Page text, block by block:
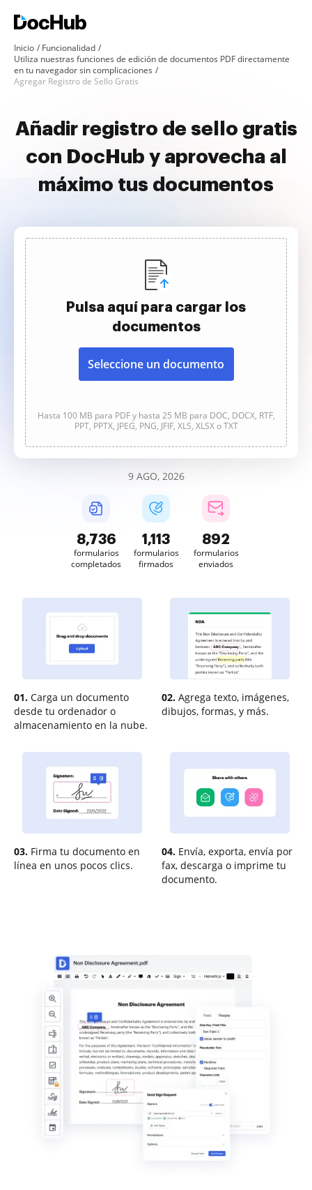
Inicio
Funcionalidad
Utiliza nuestras funciones de edición de documentos PDF directamente
en tu navegador sin complicaciones
Agregar Registro de Sello Gratis
Añadir registro de sello gratis
con DocHub y aprovecha al
máximo tus documentos
Pulsa aquí para cargar los
documentos
Seleccione un documento
Hasta 100 MB para PDF y hasta 25 MB para DOC, DOCX, RTF,
PPT, PPTX, JPEG, PNG, JFIF, XLS, XLSX o TXT
9 AGO, 2026
8,737
formularios
completados
1,113
formularios
firmados
892
formularios
enviados
01. Carga un documento
desde tu ordenador o
almacenamiento en la nube.
02. Agrega texto, imágenes,
dibujos, formas, y más.
03. Firma tu documento en
línea en unos pocos clics.
04. Envía, exporta, envía por
fax, descarga o imprime tu
documento.